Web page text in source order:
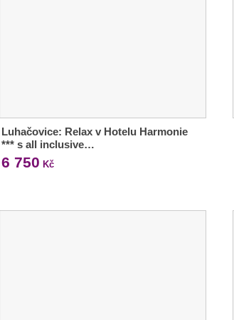
Luhačovice: Relax v Hotelu Harmonie
*** s all inclusive…
6 750 Kč